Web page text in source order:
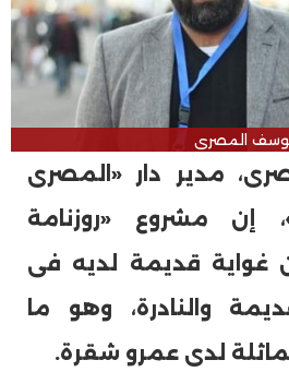
المصرى
مدير دار «المصرى
إن مشروع «روزنامة
غواية قديمة لديه فى
والنادرة، وهو ما
لدى عمرو شقرة.